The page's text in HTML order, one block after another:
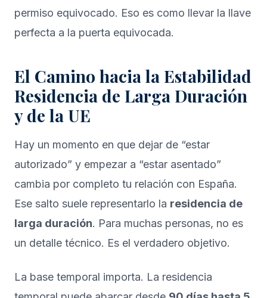
permiso equivocado. Eso es como llevar la llave
perfecta a la puerta equivocada.
El Camino hacia la Estabilidad
Residencia de Larga Duración
y de la UE
Hay un momento en que dejar de “estar
autorizado” y empezar a “estar asentado”
cambia por completo tu relación con España.
Ese salto suele representarlo la residencia de
larga duración. Para muchas personas, no es
un detalle técnico. Es el verdadero objetivo.
La base temporal importa. La residencia